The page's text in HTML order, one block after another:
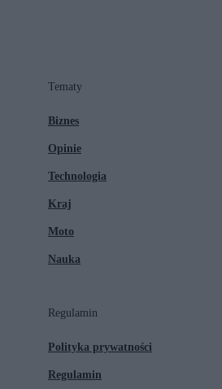
Tematy
Biznes
Opinie
Technologia
Kraj
Moto
Nauka
Regulamin
Polityka prywatności
Regulamin